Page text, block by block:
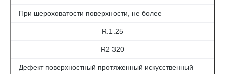
При шероховатости поверхности, не более
R.1.25
R2 320
Дефект поверхностный протяженный искусственный